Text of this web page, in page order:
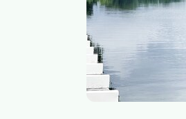
堂等古老的历史